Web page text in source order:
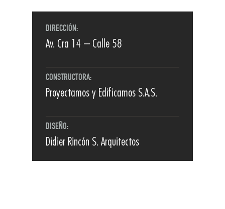
DIRECCIÓN:
Av. Cra 14 – Calle 58
CONSTRUCTORA:
Proyectamos y Edificamos S.A.S.
DISEÑO:
Didier Rincón S. Arquitectos